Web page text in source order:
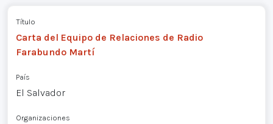
Título
Carta del Equipo de Relaciones de Radio
Farabundo Martí
País
El Salvador
Organizaciones